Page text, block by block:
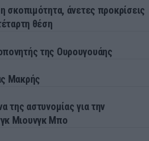
σκοπιμότητα, άνετες προκρίσεις
θέση
της Ουρουγουάης
Μακρής
της αστυνομίας για την
Μιουνγκ Μπo